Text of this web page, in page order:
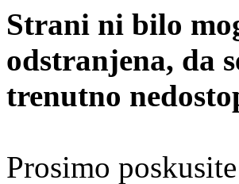
Strani ni bilo
odstranjena, da
trenutno
Prosimo